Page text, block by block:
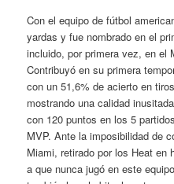
Con el equipo de fútbol
yardas y fue nombrado en el
incluido, por primera vez, en el
Contribuyó en su primera
con un 51,6% de acierto en
mostrando una calidad
con 120 puntos en los 5
MVP. Ante la imposibilidad de
Miami, retirado por los Heat en
a que nunca jugó en este